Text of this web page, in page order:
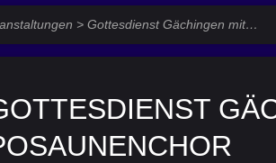
> Gottesdienst Gächingen mit…